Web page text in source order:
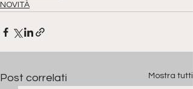
NOVITÀ
Post correlati Mostra tutti